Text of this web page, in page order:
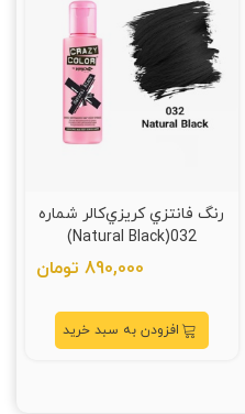
رنگ فانتزي کريزي‌کالر شماره
032(Natural Black)
890,000 تومان
افزودن به سبد خرید